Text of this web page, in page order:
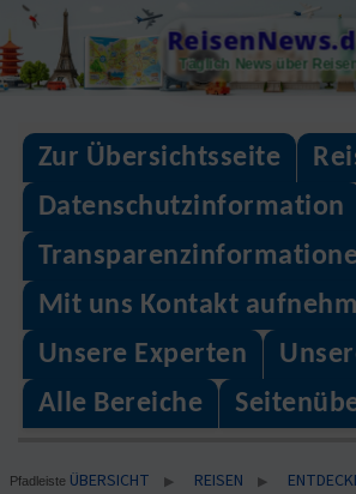
Skip
to
content
Täglich News über
Zur Übersichtsseite
Datenschutzinformation
Mit uns Kontakt
Unsere Experten
Alle Bereiche
Pfadleiste ÜBERSICHT ▶ REISEN ▶